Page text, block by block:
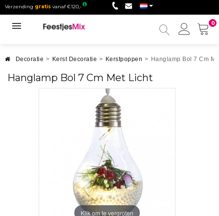
Verzending gratis vanaf €120,-
0
Mijn
Decoratie > Kerst Decoratie > Kerstpoppen > Hanglamp Bol 7 Cm
Hanglamp Bol 7 Cm Met Licht
Klik om te vergroten